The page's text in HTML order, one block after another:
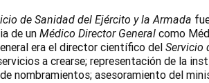
de Sanidad del Ejército y la Armada
de un Médico Director General como
era el director científico del Servicio
a crearse; representación de la
nombramientos; asesoramiento del